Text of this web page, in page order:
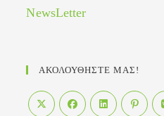
NewsLetter
ΑΚΟΛΟΥΘΗΣΤΕ ΜΑΣ!